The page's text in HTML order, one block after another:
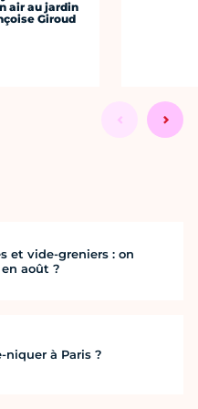
air au jardin
Giroud
et vide-greniers : on
août ?
niquer à Paris ?